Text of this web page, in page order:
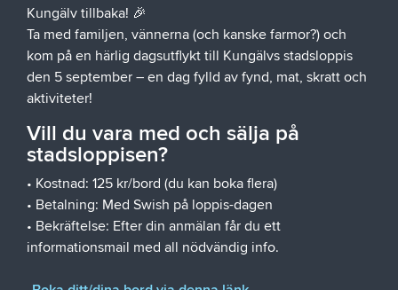
FAVORIT
Kungälv tillbaka! 🎉
Ta med familjen, vännerna (och kanske farmor?) och
kom på en härlig dagsutflykt till Kungälvs stadsloppis
den 5 september – en dag fylld av fynd, mat, skratt och
aktiviteter!
Vill du vara med och sälja på
stadsloppisen?
• Kostnad: 125 kr/bord (du kan boka flera)
• Betalning: Med Swish på loppis-dagen
• Bekräftelse: Efter din anmälan får du ett
informationsmail med all nödvändig info.